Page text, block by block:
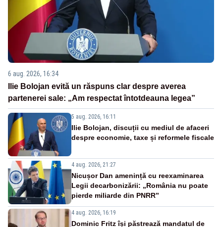
6 aug. 2026, 16:34
Ilie Bolojan evită un răspuns clar despre averea
partenerei sale: „Am respectat întotdeauna legea”
5 aug. 2026, 16:11
Ilie Bolojan, discuții cu mediul de afaceri
despre economie, taxe și reformele fiscale
4 aug. 2026, 21:27
Nicușor Dan amenință cu reexaminarea
Legii decarbonizării: „România nu poate
pierde miliarde din PNRR”
4 aug. 2026, 16:19
Dominic Fritz își păstrează mandatul de